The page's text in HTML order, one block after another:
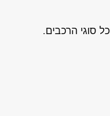
סוגי הרכבים.